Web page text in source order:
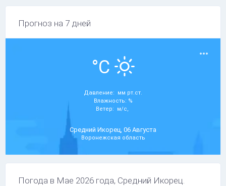
Прогноз на 7 дней
°C
Давление: мм рт.ст.
Влажность: %
Ветер: м/с,
Средний Икорец, 06 Августа
Воронежская область
Погода в Мае 2026 года, Средний Икорец.